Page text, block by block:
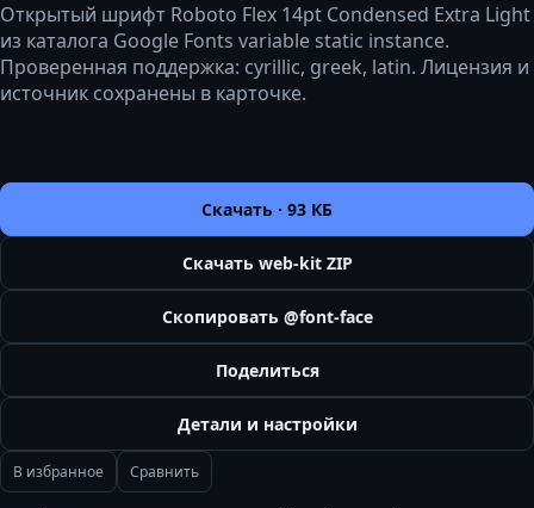
Открытый шрифт Roboto Flex 14pt Condensed Extra Light
из каталога Google Fonts variable static instance.
Проверенная поддержка: cyrillic, greek, latin. Лицензия и
источник сохранены в карточке.
Скачать · 93 КБ
Скачать web-kit ZIP
Скопировать @font-face
Поделиться
Детали и настройки
В избранное Сравнить